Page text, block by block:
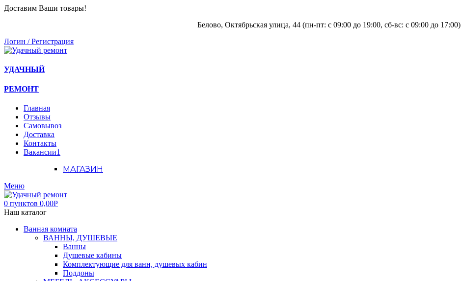
Доставим Ваши товары!
Белово, Октябрьская улица, 44 (пн-пт: с 09:00 до 19:00, сб-вс: с 09:00 до 17:00)
Логин / Регистрация
УДАЧНЫЙ
РЕМОНТ
Главная
Отзывы
Самовывоз
Доставка
Контакты
Вакансии1
МАГАЗИН
Меню
0 пунктов 0,00Р
Наш каталог
Ванная комната
ВАННЫ, ДУШЕВЫЕ
Ванны
Душевые кабины
Комплектующие для ванн, душевых кабин
Поддоны